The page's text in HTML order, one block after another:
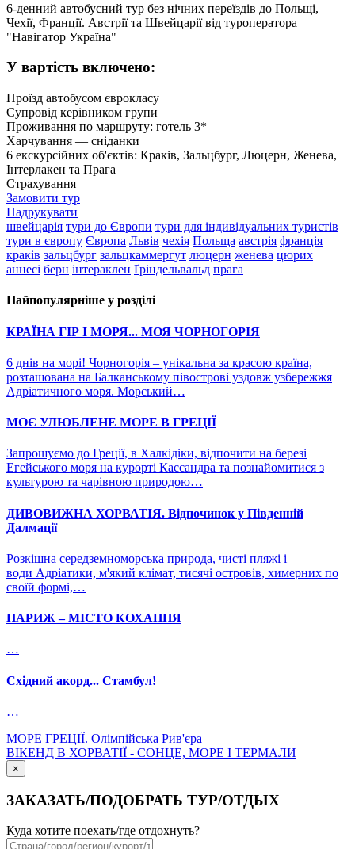
6-денний автобусний тур без нічних переїздів до Польщі,
Чехії, Франції. Австрії та Швейцарії від туроператора
"Навігатор Україна"
У вартість включено:
Проїзд автобусом єврокласу
Супровід керівником групи
Проживання по маршруту: готель 3*
Харчування — сніданки
6 екскурсійних об'єктів: Краків, Зальцбург, Люцерн, Женева,
Інтерлакен та Прага
Страхування
Замовити тур
Надрукувати
швейцарія тури до Європи тури для індивідуальних туристів
тури в європу Європа Львів чехія Польща австрія франція
краків зальцбург зальцкаммергут люцерн женева цюрих
аннесі берн інтераклен Ґріндельвальд прага
Найпопулярніше у розділі
КРАЇНА ГІР І МОРЯ... МОЯ ЧОРНОГОРІЯ
6 днів на морі! Чорногорія – унікальна за красою країна,
розташована на Балканському півострові уздовж узбережжя
Адріатичного моря. Морський…
МОЄ УЛЮБЛЕНЕ МОРЕ В ГРЕЦІЇ
Запрошуємо до Греції, в Халкідіки, відпочити на березі
Егейського моря на курорті Кассандра та познайомитися з
культурою та чарівною природою…
ДИВОВИЖНА ХОРВАТІЯ. Відпочинок у Південній
Далмації
Розкішна середземноморська природа, чисті пляжі і
води Адріатики, м'який клімат, тисячі островів, химерних по
своїй формі,…
ПАРИЖ – МІСТО КОХАННЯ
…
Східний акорд... Стамбул!
…
МОРЕ ГРЕЦІЇ. Олімпійська Рив'єра
ВІКЕНД В ХОРВАТІЇ - СОНЦЕ, МОРЕ І ТЕРМАЛИ
×
ЗАКАЗАТЬ/ПОДОБРАТЬ ТУР/ОТДЫХ
Куда хотите поехать/где отдохнуть?